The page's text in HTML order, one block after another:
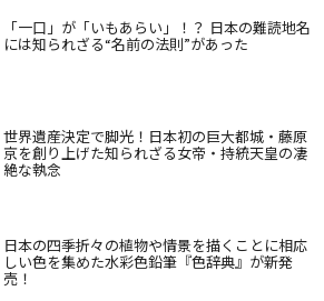
「一口」が「いもあらい」！？ 日本の難読地名
には知られざる“名前の法則”があった
世界遺産決定で脚光！日本初の巨大都城・藤原
京を創り上げた知られざる女帝・持統天皇の凄
絶な執念
日本の四季折々の植物や情景を描くことに相応
しい色を集めた水彩色鉛筆『色辞典』が新発
売！